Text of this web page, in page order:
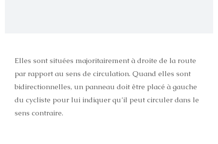
Elles sont situées majoritairement à droite de la route
par rapport au sens de circulation. Quand elles sont
bidirectionnelles, un panneau doit être placé à gauche
du cycliste pour lui indiquer qu’il peut circuler dans le
sens contraire.